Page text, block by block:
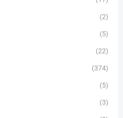
(2)
(5)
(22)
(374)
(5)
(3)